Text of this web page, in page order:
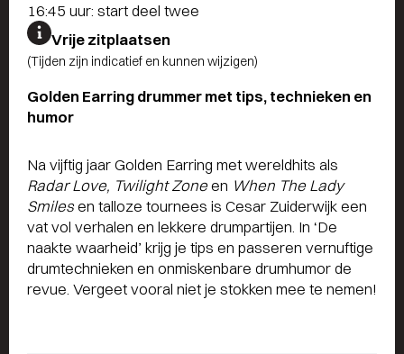
16:45 uur: start deel twee
Vrije zitplaatsen
(Tijden zijn indicatief en kunnen wijzigen)
Golden Earring drummer met tips, technieken en
humor
Na vijftig jaar Golden Earring met wereldhits als
Radar Love, Twilight Zoneen When The Lady
Smilesen talloze tournees is Cesar Zuiderwijk een
vat vol verhalen en lekkere drumpartijen. In ‘De
naakte waarheid’ krijg je tips en passeren vernuftige
drumtechnieken en onmiskenbare drumhumor de
revue. Vergeet vooral niet je stokken mee te nemen!